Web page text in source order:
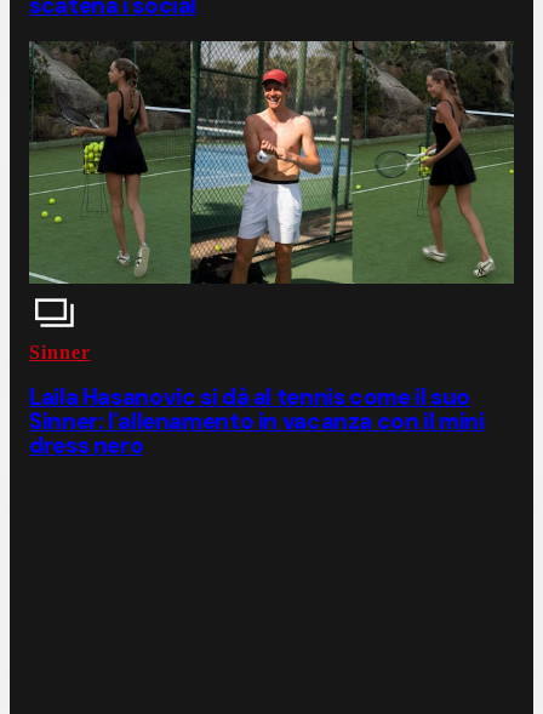
Sinner
Laila Hasanovic si dà al tennis come il suo
Sinner: l'allenamento in vacanza con il mini
dress nero